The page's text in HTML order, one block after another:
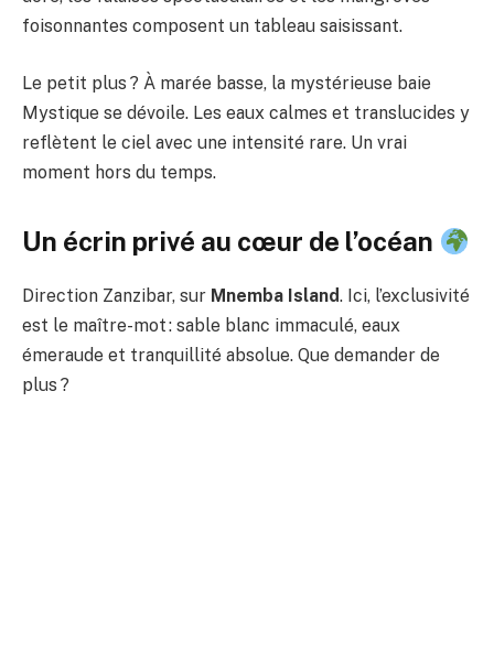
foisonnantes composent un tableau saisissant.
Le petit plus ? À marée basse, la mystérieuse baie
Mystique se dévoile. Les eaux calmes et translucides y
reflètent le ciel avec une intensité rare. Un vrai
moment hors du temps.
Un écrin privé au cœur de l’océan
Direction Zanzibar, sur Mnemba Island. Ici, l’exclusivité
est le maître-mot : sable blanc immaculé, eaux
émeraude et tranquillité absolue. Que demander de
plus ?